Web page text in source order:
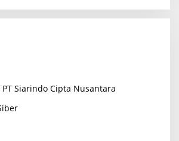
PT Siarindo Cipta Nusantara